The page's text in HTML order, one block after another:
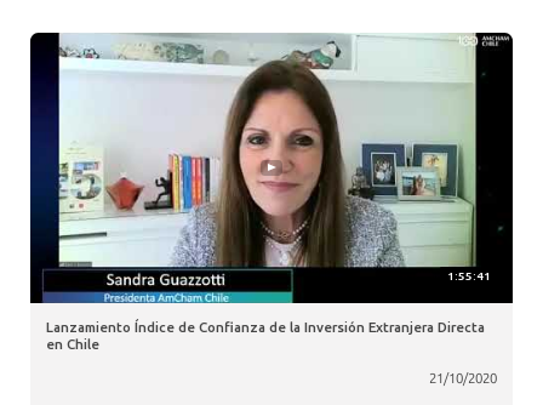
1:55:41
Lanzamiento Índice de Confianza de la Inversión Extranjera Directa
en Chile
21/10/2020